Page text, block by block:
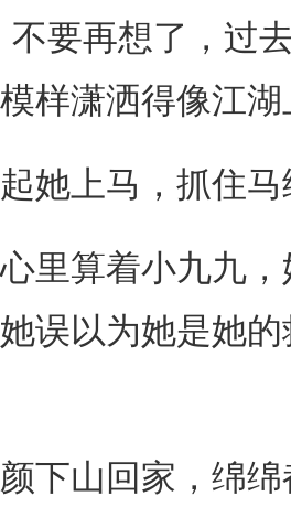
再想了，过去
样潇洒得像江
上马，抓住马
算着小九九，
误以为她是她
山回家，绵绵